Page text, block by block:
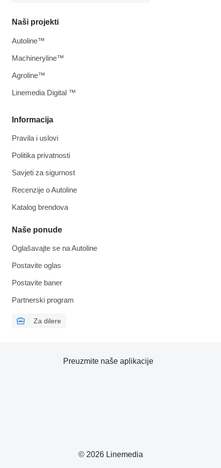
Informacija
Pravila i uslovi
Politika privatnosti
Savjeti za sigurnost
Recenzije o Autoline
Katalog brendova
Naše ponude
Oglašavajte se na Autoline
Postavite oglas
Postavite baner
Partnerski program
Za dilere
Naši projekti
Autoline™
Machineryline™
Agroline™
Linemedia Digital ™
© 2026 Linemedia
Preuzmite naše aplikacije